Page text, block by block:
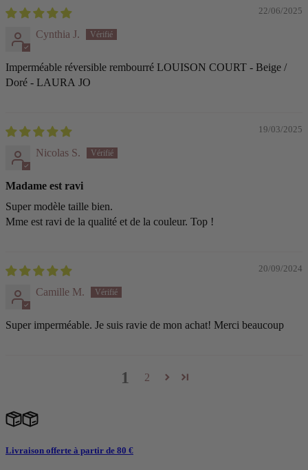
22/06/2025
Cynthia J.
Imperméable réversible rembourré LOUISON COURT - Beige /
Doré - LAURA JO
19/03/2025
Nicolas S.
Madame est ravi
Super modèle taille bien.
Mme est ravi de la qualité et de la couleur. Top !
20/09/2024
Camille M.
Super imperméable. Je suis ravie de mon achat! Merci beaucoup
1 2
Livraison offerte à partir de 80 €